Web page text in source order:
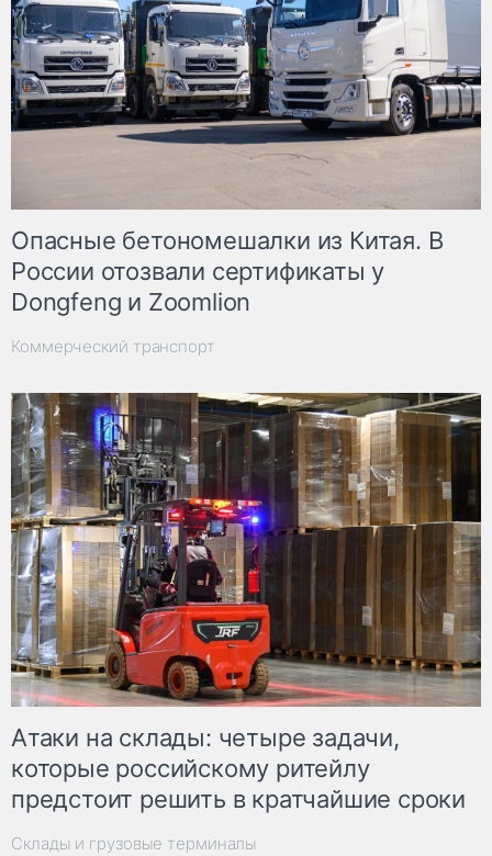
Опасные бетономешалки из Китая. В
России отозвали сертификаты у
Dongfeng и Zoomlion
Коммерческий транспорт
Атаки на склады: четыре задачи,
которые российскому ритейлу
предстоит решить в кратчайшие сроки
Склады и грузовые терминалы